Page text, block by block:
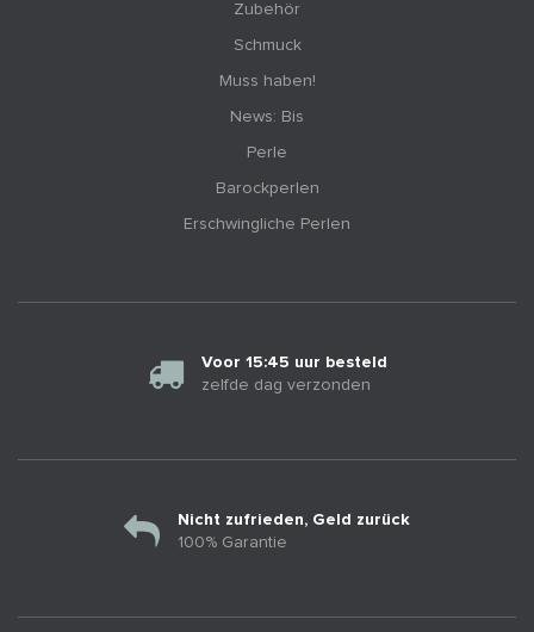
Zubehör
Schmuck
Muss haben!
News: Bis
Perle
Barockperlen
Erschwingliche Perlen
Voor 15:45 uur besteld
zelfde dag verzonden
Nicht zufrieden, Geld zurück
100% Garantie